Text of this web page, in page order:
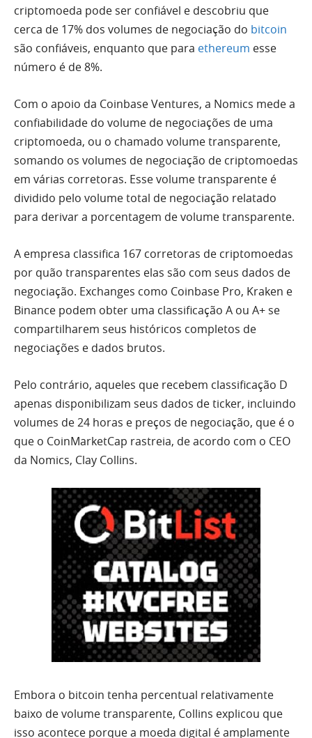
criptomoeda pode ser confiável e descobriu que
cerca de 17% dos volumes de negociação do bitcoin
são confiáveis, enquanto que para ethereum esse
número é de 8%.
Com o apoio da Coinbase Ventures, a Nomics mede a
confiabilidade do volume de negociações de uma
criptomoeda, ou o chamado volume transparente,
somando os volumes de negociação de criptomoedas
em várias corretoras. Esse volume transparente é
dividido pelo volume total de negociação relatado
para derivar a porcentagem de volume transparente.
A empresa classifica 167 corretoras de criptomoedas
por quão transparentes elas são com seus dados de
negociação. Exchanges como Coinbase Pro, Kraken e
Binance podem obter uma classificação A ou A+ se
compartilharem seus históricos completos de
negociações e dados brutos.
Pelo contrário, aqueles que recebem classificação D
apenas disponibilizam seus dados de ticker, incluindo
volumes de 24 horas e preços de negociação, que é o
que o CoinMarketCap rastreia, de acordo com o CEO
da Nomics, Clay Collins.
Embora o bitcoin tenha percentual relativamente
baixo de volume transparente, Collins explicou que
isso acontece porque a moeda digital é amplamente